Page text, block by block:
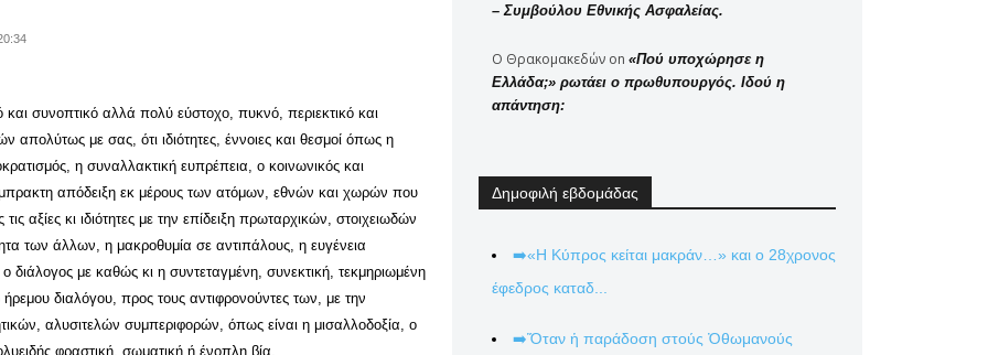
συνοπτικό αλλά πολύ εύστοχο, πυκνό, περιεκτικό και
με σας, ότι ιδιότητες, έννοιες και θεσμοί όπως η
η συναλλακτική ευπρέπεια, ο κοινωνικός και
απόδειξη εκ μέρους των ατόμων, εθνών και χωρών που
αξίες κι ιδιότητες με την επίδειξη πρωταρχικών, στοιχειωδών
των άλλων, η μακροθυμία σε αντιπάλους, η ευγένεια
διάλογος με καθώς κι η συντεταγμένη, συνεκτική, τεκμηριωμένη
ήρεμου διαλόγου, προς τους αντιφρονούντες των, με την
αλυσιτελών συμπεριφορών, όπως είναι η μισαλλοδοξία, ο
φραστική, σωματική ή ένοπλη βία.
– Συμβούλου Εθνικής Ασφαλείας.
Ο Θρακομακεδών on «Πού υποχώρησε η
Ελλάδα;» ρωτάει ο πρωθυπουργός. Ιδού η
απάντηση:
Δημοφιλή εβδομάδας
➡️«Η Κύπρος κείται μακράν…» και ο 28χρονος
έφεδρος καταδ...
➡️Ὅταν ἡ παράδοση στούς Ὀθωμανούς